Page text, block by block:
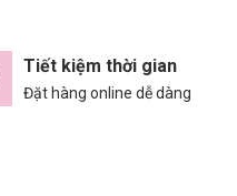
Tiết kiệm thời gian
Đặt hàng online dễ dàng